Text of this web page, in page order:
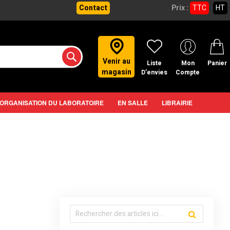
Contact Prix : TTC HT
Venir au
magasin
Liste
D’envies
Mon
Compte
Panier
ORGANISATION DU LABORATOIRE EN SALLE LIBRAIRIE